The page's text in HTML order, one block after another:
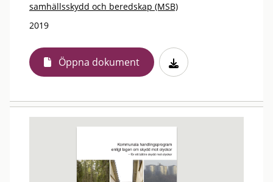
samhällsskydd och beredskap (MSB)
2019
Öppna dokument